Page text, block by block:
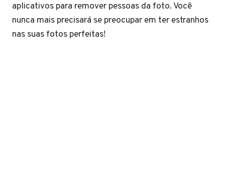
aplicativos para remover pessoas da foto. Você
nunca mais precisará se preocupar em ter estranhos
nas suas fotos perfeitas!